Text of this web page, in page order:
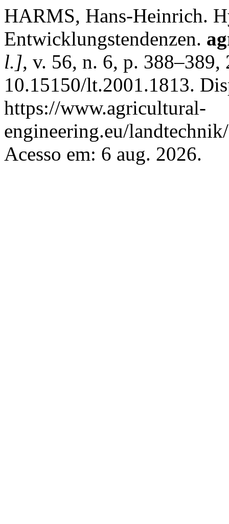
HARMS, Hans-Heinrich.
Entwicklungstendenzen.
l.], v. 56, n. 6, p.
10.15150/lt.2001.1813.
https://www.agricultural-
engineering.eu/
Acesso em: 6 aug. 2026.